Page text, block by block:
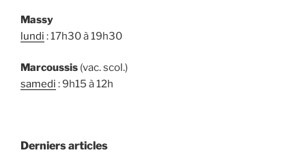
Massy
lundi : 17h30 à 19h30
Marcoussis (vac. scol.)
samedi : 9h15 à 12h
Derniers articles